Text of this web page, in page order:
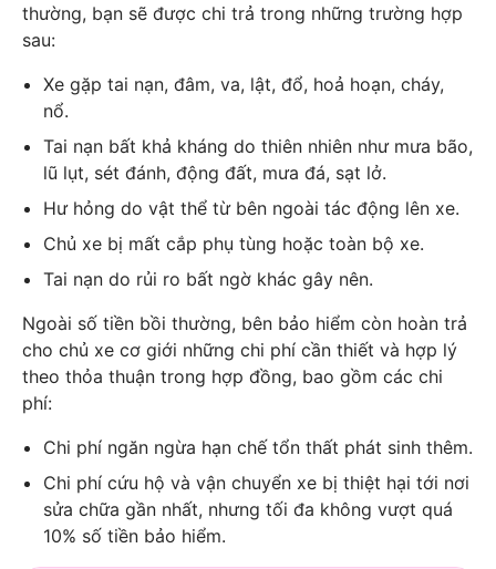
thường, bạn sẽ được chi trả trong những trường hợp
sau:
Xe gặp tai nạn, đâm, va, lật, đổ, hoả hoạn, cháy,
nổ.
Tai nạn bất khả kháng do thiên nhiên như mưa bão,
lũ lụt, sét đánh, động đất, mưa đá, sạt lở.
Hư hỏng do vật thể từ bên ngoài tác động lên xe.
Chủ xe bị mất cắp phụ tùng hoặc toàn bộ xe.
Tai nạn do rủi ro bất ngờ khác gây nên.
Ngoài số tiền bồi thường, bên bảo hiểm còn hoàn trả
cho chủ xe cơ giới những chi phí cần thiết và hợp lý
theo thỏa thuận trong hợp đồng, bao gồm các chi
phí:
Chi phí ngăn ngừa hạn chế tổn thất phát sinh thêm.
Chi phí cứu hộ và vận chuyển xe bị thiệt hại tới nơi
sửa chữa gần nhất, nhưng tối đa không vượt quá
10% số tiền bảo hiểm.